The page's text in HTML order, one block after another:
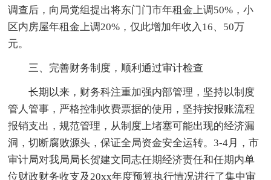
调查后，向局党组提出将东门门市年租金上调50%，小
区内房屋年租金上调20%，仅此增加年收入16、50万
元。
三、完善财务制度，顺利通过审计检查
长期以来，财务科注重加强内部管理，坚持以制度
管人管事，严格控制收费票据的使用，坚持按报账流程
报销支出，规范管理，从制度上堵塞可能出现的经济漏
洞，切断腐败源头，保证全局资金安全运转。3-4月，市
审计局对我局局长贺建文同志任期经济责任和任期内单
位财政财务收支及20xx年度预算执行情况进行了集中审